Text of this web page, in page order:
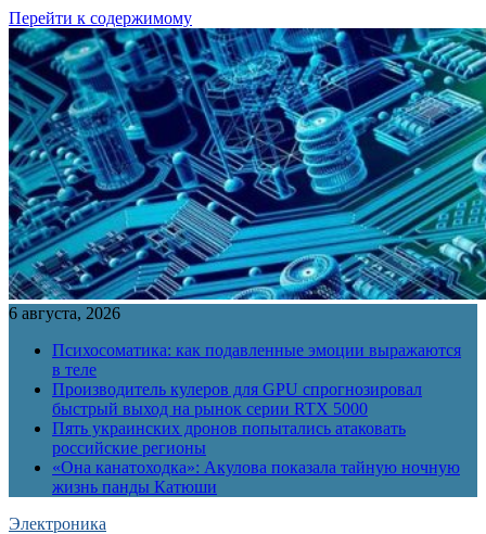
Перейти к содержимому
6 августа, 2026
Психосоматика: как подавленные эмоции выражаются
в теле
Производитель кулеров для GPU спрогнозировал
быстрый выход на рынок серии RTX 5000
Пять украинских дронов попытались атаковать
российские регионы
«Она канатоходка»: Акулова показала тайную ночную
жизнь панды Катюши
Электроника